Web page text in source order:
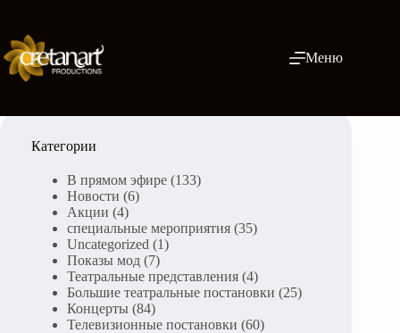
content
Меню
Категории
В прямом эфире (133)
Новости (6)
Акции (4)
специальные мероприятия (35)
Uncategorized (1)
Показы мод (7)
Театральные представления (4)
Большие театральные постановки (25)
Концерты (84)
Телевизионные постановки (60)